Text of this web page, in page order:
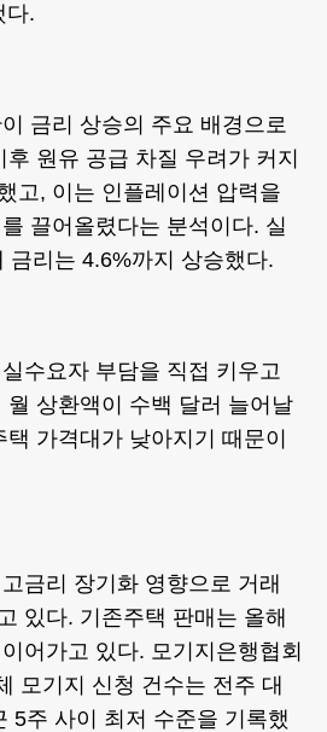
다.
금리 상승의 주요 배경으로
원유 공급 차질 우려가 커지
고, 이는 인플레이션 압력을
끌어올렸다는 분석이다. 실
금리는 4.6%까지 상승했다.
수요자 부담을 직접 키우고
월 상환액이 수백 달러 늘어날
가격대가 낮아지기 때문이
금리 장기화 영향으로 거래
있다. 기존주택 판매는 올해
어가고 있다. 모기지은행협회
모기지 신청 건수는 전주 대
5주 사이 최저 수준을 기록했